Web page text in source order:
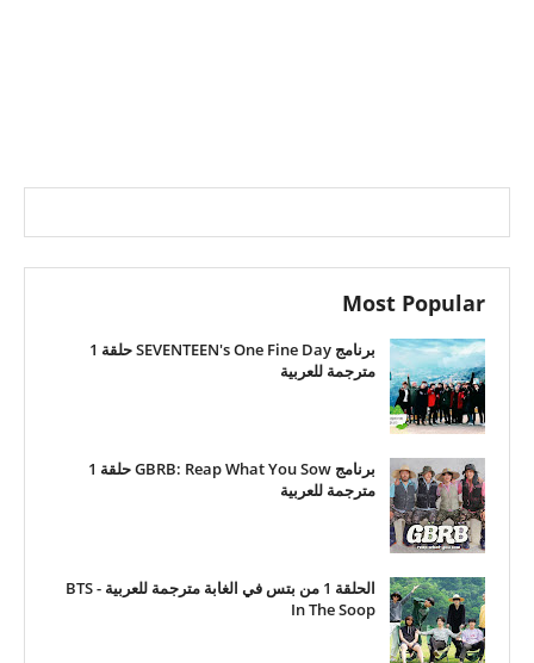
Most Popular
برنامج SEVENTEEN's One Fine Day حلقة 1
مترجمة للعربية
برنامج GBRB: Reap What You Sow حلقة 1
مترجمة للعربية
الحلقة 1 من بتس في الغابة مترجمة للعربية - BTS
In The Soop